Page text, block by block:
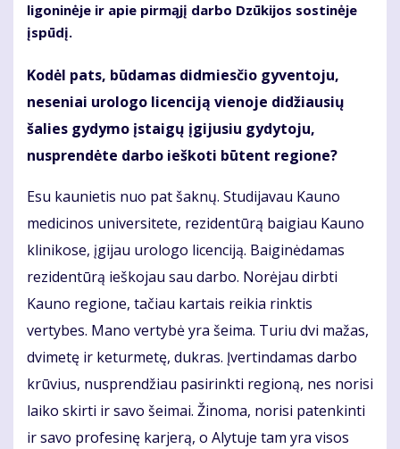
ligoninėje ir apie pirmąjį darbo Dzūkijos sostinėje
įspūdį.
Kodėl pats, būdamas didmiesčio gyventoju,
neseniai urologo licenciją vienoje didžiausių
šalies gydymo įstaigų įgijusiu gydytoju,
nusprendėte darbo ieškoti būtent regione?
Esu kaunietis nuo pat šaknų. Studijavau Kauno
medicinos universitete, rezidentūrą baigiau Kauno
klinikose, įgijau urologo licenciją. Baiginėdamas
rezidentūrą ieškojau sau darbo. Norėjau dirbti
Kauno regione, tačiau kartais reikia rinktis
vertybes. Mano vertybė yra šeima. Turiu dvi mažas,
dvimetę ir keturmetę, dukras. Įvertindamas darbo
krūvius, nusprendžiau pasirinkti regioną, nes norisi
laiko skirti ir savo šeimai. Žinoma, norisi patenkinti
ir savo profesinę karjerą, o Alytuje tam yra visos